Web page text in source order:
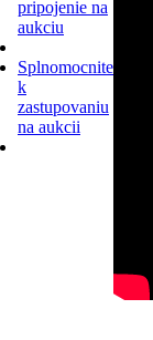
pripojenie na
aukciu
Splnomocnite
k
zastupovaniu
na aukcii